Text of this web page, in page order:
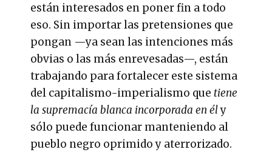
están interesados en poner fin a todo
eso. Sin importar las pretensiones que
pongan —ya sean las intenciones más
obvias o las más enrevesadas—, están
trabajando para fortalecer este sistema
del capitalismo-imperialismo que tiene
la supremacía blanca incorporada en ély
sólo puede funcionar manteniendo al
pueblo negro oprimido y aterrorizado.